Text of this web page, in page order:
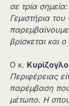
σε τρία
Γεμιστήρια
βρίσκεται και
Ο κ.
Περιφέρειας
παρέμβαση που
μέτωπο. Η